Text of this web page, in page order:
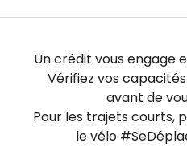
Un crédit vous engage
Vérifiez vos
avant de
Pour les trajets courts,
le vélo